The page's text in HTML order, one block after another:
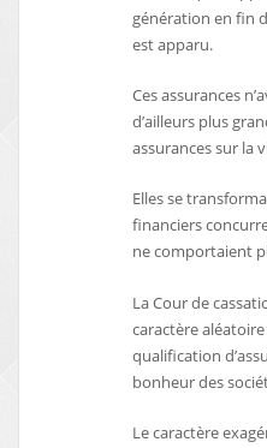
génération en fin
est apparu.
Ces assurances
d’ailleurs plus
assurances sur la
Elles se
financiers
ne comportaient
La Cour de
caractère
qualification
bonheur des
Le caractère